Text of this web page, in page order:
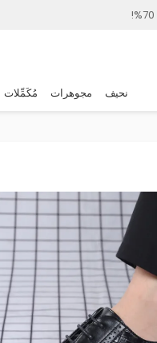
نحيف مجوهرات مُكَمِّلات